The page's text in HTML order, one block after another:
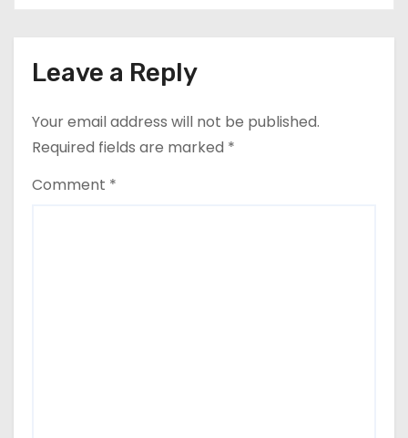
त्रिपाठी एव चिकित्सकों को सम्मानित किया
गया।
Leave a Reply
Your email address will not be published.
Required fields are marked *
Comment *